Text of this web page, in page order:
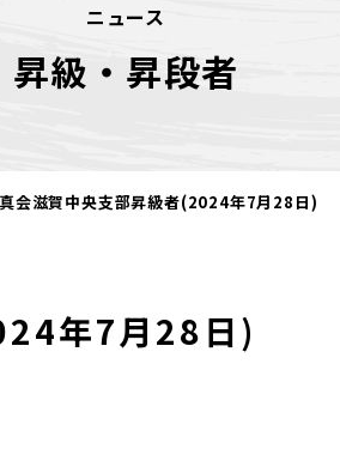
ニュース
昇級・昇段者
会滋賀中央支部昇級者(2024年7月28日)
年7月28日)